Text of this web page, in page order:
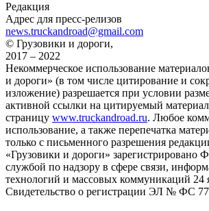
Редакция
Адрес для пресс-релизов
news.truckandroad@gmail.com
© Грузовики и дороги,
2017 – 2022
Некоммерческое использование
и дороги» (в том числе цитирование и
изложение) разрешается при условии
активной ссылки на цитируемый
страницу www.truckandroad.ru. Любое
использование, а также перепечатка
только с письменного разрешения
«Грузовики и дороги» зарегистрировано
службой по надзору в сфере связи,
технологий и массовых коммуникаций 24
Свидетельство о регистрации ЭЛ № ФС